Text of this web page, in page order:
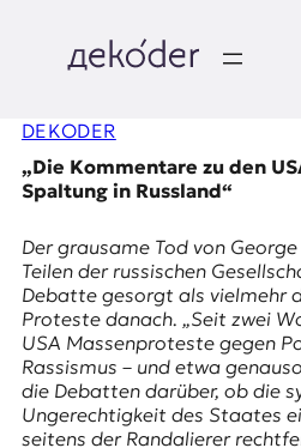
springen
e
k
o
d
e
r
DEKODER
„Die Kommentare zu den
Spaltung in Russland“
Der grausame Tod von
Teilen der russischen
Debatte gesorgt als vielmehr
Proteste danach. „Seit zwei
USA Massenproteste gegen
Rassismus – und etwa
die Debatten darüber, ob die
Ungerechtigkeit des Staates
seitens der Randalierer